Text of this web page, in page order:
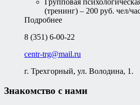
(тренинг) – 200 руб. чел/
Подробнее
8 (351) 6-00-22
centr-trg@mail.ru
г. Трехгорный, ул. Володина, 1.
Знакомство с нами